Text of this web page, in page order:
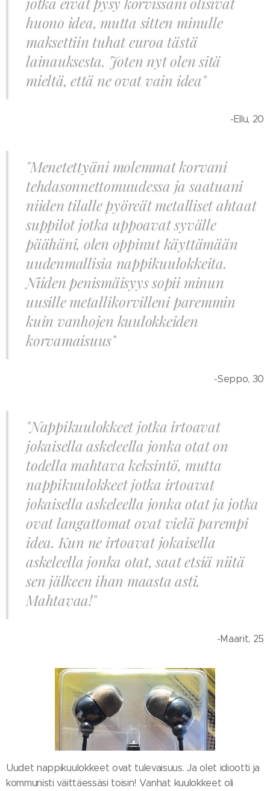
huono idea, mutta sitten minulle
maksettiin tuhat euroa tästä
lainauksesta. Joten nyt olen sitä
mieltä, että ne ovat vain idea"
-Ellu, 20
"Menetettyäni molemmat korvani
tehdasonnettomuudessa ja saatuani
niiden tilalle pyöreät metalliset ahtaat
suppilot jotka uppoavat syvälle
päähäni, olen oppinut käyttämään
uudenmallisia nappikuulokkeita.
Niiden penismäisyys sopii minun
uusille metallikorvilleni paremmin
kuin vanhojen kuulokkeiden
korvamaisuus"
-Seppo, 30
"Nappikuulokkeet jotka irtoavat
jokaisella askeleella jonka otat on
todella mahtava keksintö, mutta
nappikuulokkeet jotka irtoavat
jokaisella askeleella jonka otat ja jotka
ovat langattomat ovat vielä parempi
idea. Kun ne irtoavat jokaisella
askeleella jonka otat, saat etsiä niitä
sen jälkeen ihan maasta asti.
Mahtavaa!"
-Maarit, 25
Uudet nappikuulokkeet ovat tulevaisuus. Ja olet idiootti ja
kommunisti väittäessäsi toisin! Vanhat kuulokkeet oli